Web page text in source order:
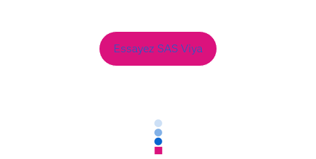
Essayez SAS Viya